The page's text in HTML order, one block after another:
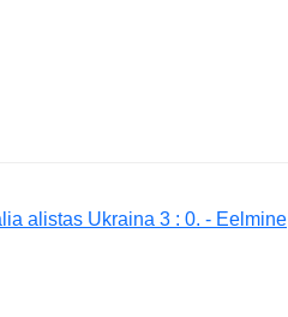
alistas Ukraina 3 : 0. - Eelmine